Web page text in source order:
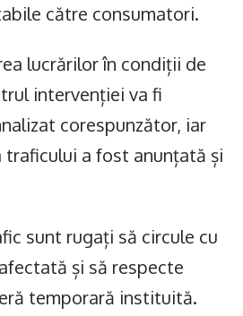
către consumatori.
lucrărilor în condiții de
intervenției va fi
corespunzător, iar
a fost anunțată și
sunt rugați să circule cu
și să respecte
temporară instituită.